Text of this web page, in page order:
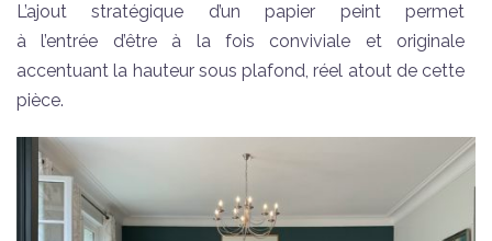
L’ajout stratégique d’un papier peint permet
à l’entrée d’être à la fois conviviale et originale
accentuant la hauteur sous plafond, réel atout de cette
pièce.